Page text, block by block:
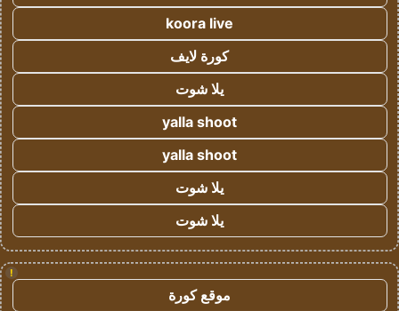
koora live
كورة لايف
يلا شوت
yalla shoot
yalla shoot
يلا شوت
يلا شوت
!
موقع كورة